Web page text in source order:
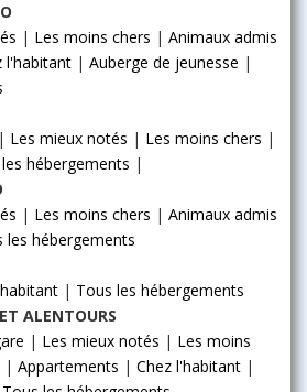
| Les moins chers | Animaux admis
l'habitant | Auberge de jeunesse |
| Les mieux notés | Les moins chers |
hébergements |
| Les moins chers | Animaux admis
les hébergements
| Tous les hébergements
ALENTOURS
| Les mieux notés | Les moins
| Appartements | Chez l'habitant |